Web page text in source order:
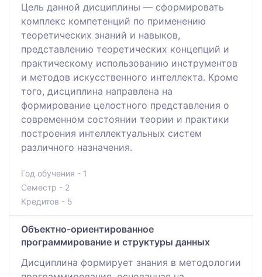
Цель данной дисциплины — сформировать
комплекс компетенций по применению
теоретических знаний и навыков,
представлению теоретических концепций и
практическому использованию инструментов
и методов искусственного интеллекта. Кроме
того, дисциплина направлена на
формирование целостного представления о
современном состоянии теории и практики
построения интеллектуальных систем
различного назначения.
Год обучения - 1
Семестр - 2
Кредитов - 5
Объектно-ориентированное
программирование и структуры данных
Дисциплина формирует знания в методологии